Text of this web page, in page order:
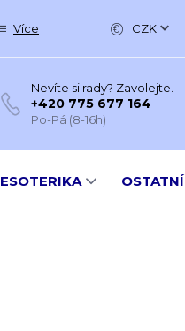
Více CZK
Nevíte si rady? Zavolejte.
+420 775 677 164
Po-Pá (8-16h)
ESOTERIKA OSTATNÍ